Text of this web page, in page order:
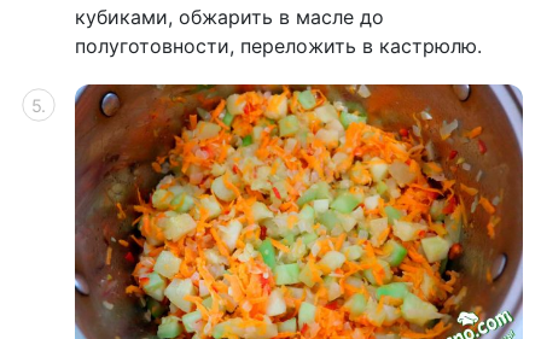
кубиками, обжарить в масле до
полуготовности, переложить в кастрюлю.